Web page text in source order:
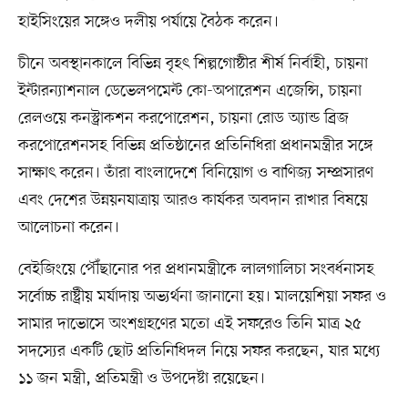
হাইসিংয়ের সঙ্গেও দলীয় পর্যায়ে বৈঠক করেন।
চীনে অবস্থানকালে বিভিন্ন বৃহৎ শিল্পগোষ্ঠীর শীর্ষ নির্বাহী, চায়না
ইন্টারন্যাশনাল ডেভেলপমেন্ট কো-অপারেশন এজেন্সি, চায়না
রেলওয়ে কনস্ট্রাকশন করপোরেশন, চায়না রোড অ্যান্ড ব্রিজ
করপোরেশনসহ বিভিন্ন প্রতিষ্ঠানের প্রতিনিধিরা প্রধানমন্ত্রীর সঙ্গে
সাক্ষাৎ করেন। তাঁরা বাংলাদেশে বিনিয়োগ ও বাণিজ্য সম্প্রসারণ
এবং দেশের উন্নয়নযাত্রায় আরও কার্যকর অবদান রাখার বিষয়ে
আলোচনা করেন।
বেইজিংয়ে পৌঁছানোর পর প্রধানমন্ত্রীকে লালগালিচা সংবর্ধনাসহ
সর্বোচ্চ রাষ্ট্রীয় মর্যাদায় অভ্যর্থনা জানানো হয়। মালয়েশিয়া সফর ও
সামার দাভোসে অংশগ্রহণের মতো এই সফরেও তিনি মাত্র ২৫
সদস্যের একটি ছোট প্রতিনিধিদল নিয়ে সফর করছেন, যার মধ্যে
১১ জন মন্ত্রী, প্রতিমন্ত্রী ও উপদেষ্টা রয়েছেন।